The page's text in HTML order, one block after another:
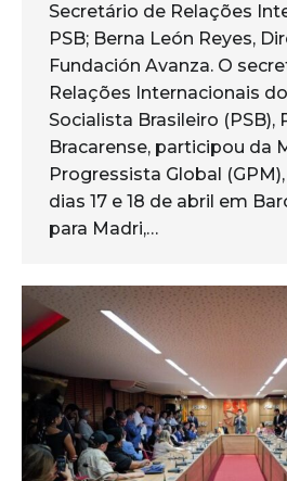
Secretário de Relações
PSB; Berna León Reyes,
Fundación Avanza. O
Relações Internacionais
Socialista Brasileiro (PSB),
Bracarense, participou da
Progressista Global
dias 17 e 18 de abril em
para Madri,…